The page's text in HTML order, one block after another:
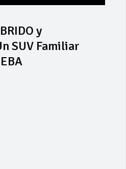
y
SUV Familiar